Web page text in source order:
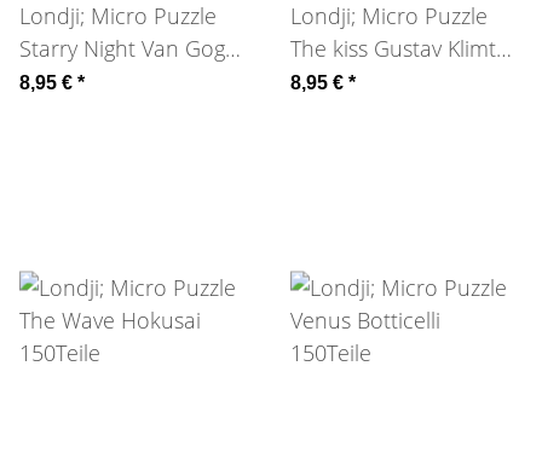
Londji; Micro Puzzle
Starry Night Van Gogh
150Teile
8,95 € *
Londji; Micro Puzzle
The kiss Gustav Klimt
150Teile
8,95 € *